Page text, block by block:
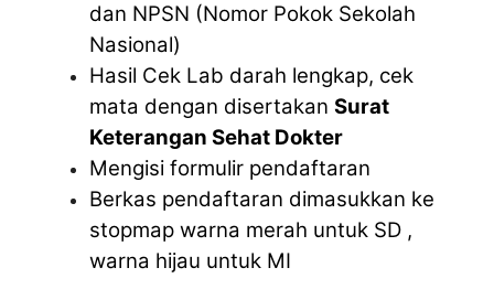
dan NPSN (Nomor Pokok Sekolah
Nasional)
Hasil Cek Lab darah lengkap, cek
mata dengan disertakan Surat
Keterangan Sehat Dokter
Mengisi formulir pendaftaran
Berkas pendaftaran dimasukkan ke
stopmap warna merah untuk SD ,
warna hijau untuk MI